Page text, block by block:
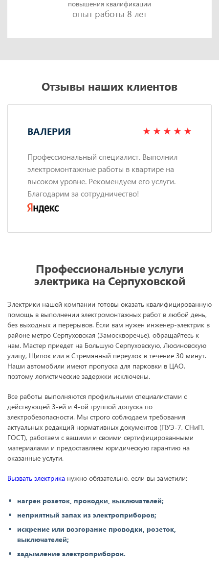
повышения квалификации
опыт работы 8 лет
Отзывы наших клиентов
ВАЛЕРИЯ
Профессиональный специалист. Выполнил
электромонтажные работы в квартире на
высоком уровне. Рекомендуем его услуги.
Благодарим за сотрудничество!
Профессиональные услуги
электрика на Серпуховской
Электрики нашей компании готовы оказать квалифицированную
помощь в выполнении электромонтажных работ в любой день,
без выходных и перерывов. Если вам нужен инженер-электрик в
районе метро Серпуховская (Замоскворечье), обращайтесь к
нам. Мастер приедет на Большую Серпуховскую, Люсиновскую
улицу, Щипок или в Стремянный переулок в течение 30 минут.
Наши автомобили имеют пропуска для парковки в ЦАО,
поэтому логистические задержки исключены.
Все работы выполняются профильными специалистами с
действующей 3-ей и 4-ой группой допуска по
электробезопасности. Мы строго соблюдаем требования
актуальных редакций нормативных документов (ПУЭ-7, СНиП,
ГОСТ), работаем с вашими и своими сертифицированными
материалами и предоставляем юридическую гарантию на
оказанные услуги.
Вызвать электрика нужно обязательно, если вы заметили:
нагрев розеток, проводки, выключателей;
неприятный запах из электроприборов;
искрение или возгорание проводки, розеток,
выключателей;
задымление электроприборов.